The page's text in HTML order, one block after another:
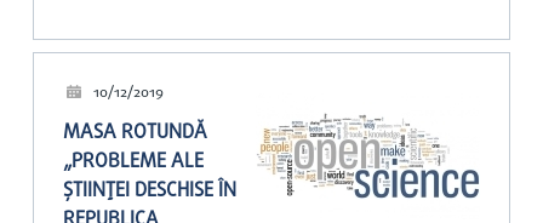
10/12/2019
MASA ROTUNDĂ
„PROBLEME ALE
ȘTIINȚEI DESCHISE ÎN